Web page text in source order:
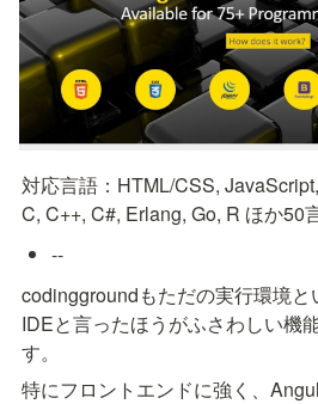
対応言語：HTML/CSS,
C, C++, C#, Erlang, Go, R ほか50
--
codinggroundもただの実行環境
IDEと言ったほうがふさわしい機
す。
特にフロントエンドに強く、